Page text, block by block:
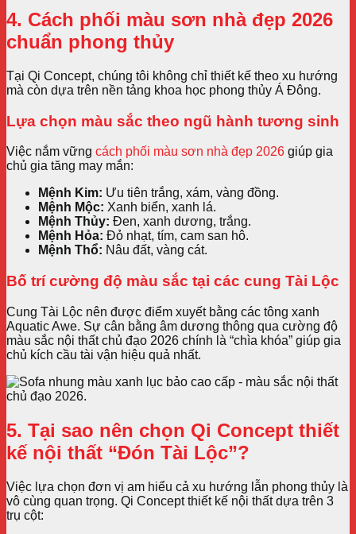
4. Cách phối màu sơn nhà đẹp 2026
chuẩn phong thủy
Tại Qi Concept, chúng tôi không chỉ thiết kế theo xu hướng
mà còn dựa trên nền tảng khoa học phong thủy Á Đông.
Lựa chọn màu sắc theo ngũ hành tương sinh
Việc nắm vững cách phối màu sơn nhà đẹp 2026 giúp gia
chủ gia tăng may mắn:
Mệnh Kim: Ưu tiên trắng, xám, vàng đồng.
Mệnh Mộc: Xanh biển, xanh lá.
Mệnh Thủy: Đen, xanh dương, trắng.
Mệnh Hỏa: Đỏ nhạt, tím, cam san hô.
Mệnh Thổ: Nâu đất, vàng cát.
Bố trí cường độ màu sắc tại các cung Tài Lộc
Cung Tài Lộc nên được điểm xuyết bằng các tông xanh
Aquatic Awe. Sự cân bằng âm dương thông qua cường độ
màu sắc nội thất chủ đạo 2026 chính là “chìa khóa” giúp gia
chủ kích cầu tài vận hiệu quả nhất.
5. Tại sao nên chọn Qi Concept thiết
kế nội thất “Đón Tài Lộc”?
Việc lựa chọn đơn vị am hiểu cả xu hướng lẫn phong thủy là
vô cùng quan trọng. Qi Concept thiết kế nội thất dựa trên 3
trụ cột: